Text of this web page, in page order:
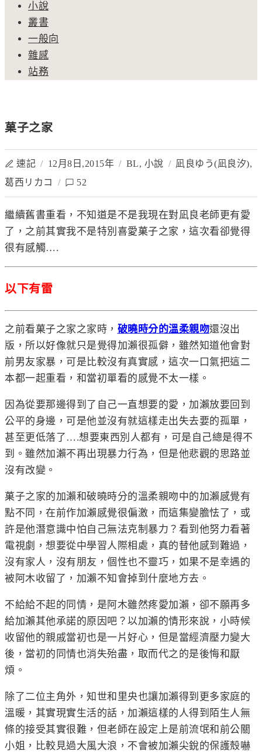
小說
叢書
一般向
雜感
站務
菓子之家
速記 / 12月8日,2015年 / BL, 小說 / 凪良ゆう(凪良汐),
葛西リカコ
/ 52
繼續舊書重看，不知道是不是我現在對凪良老師更有愛
了，之前其實我不是特別喜愛菓子之家，這次看卻覺得
很有感觸….
以下有雷
之前看菓子之家之家時， 破曉時分的溫柔親吻還沒出
版，所以好像就只是覺得加瀨很孤僻，雖然知道他會對
前男友家暴，可是比較沒有真實感，這次一口氣把這二
本都一起重看，和當初單看的感覺不太一樣。
因為從要那邊得到了自己一直想要的愛，加瀨放要回到
公平的身邊，可是他並沒有就這樣走出失去要的孤單，
甚至更低落了….想要東西別人都有，可是自己總是得不
到。雖然加瀨不再出現暴力行為，但是他悲觀的思路並
沒有改變。
菓子之家的加瀨和破曉時分的溫柔親吻中的加瀨感覺有
點不同，在前作加瀨感覺很偏激，而這集變膽怯了，或
許是他潛意識中怕自己無法克制暴力？看到他努力看著
電視劇，想要從中學習人際相處，真的替他感到難過，
沒有家人，沒有朋友，個性也不靈巧，如果不是幸遇的
被阿木收留了，加瀨不知會掉到什麼地方去。
不給給不起的同情，是阿木雖然疼愛加瀨，卻不願再多
給加瀨其他承諾的原因吧？以加瀨的情形來說，小時候
收留他的親戚當初也是一片好心，但是當經濟壓力變大
後，當初的同情也消失殆盡，取而代之的是後悔和厭
煩。
除了二位主角外，知世和里央也讓加瀨得到更多家庭的
溫暖，其實現實生活的話，加瀨這樣的人得到陌生人無
條的接受其實很難，但老師在設定上是前流氓和前公關
小姐，比較見過大風大浪，不會被加瀨尖銳的保護殼嚇